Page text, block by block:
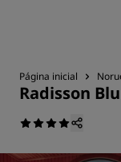
Página inicial
Radisson